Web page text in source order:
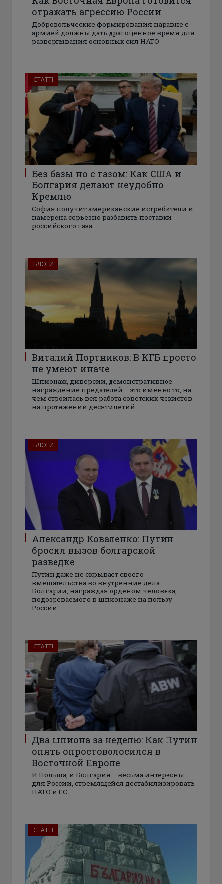
отражать агрессию России
Добровольческие формирования наравне с
армией должны дать драгоценное время для
развертывания основных сил НАТО
СТАТТІ
Без базы но с газом: Как США и
Болгария делают неудобно
Кремлю
София получит американские истребители и
намерена серьезно разбавить поставки
российского газа
БЛОГИ
Виталий Портников: В КГБ просто
не умеют иначе
Шпионаж, диверсии, демонстративное
награждение предателей – это именно то, на
чем строилась вся работа советских чекистов
на протяжении десятилетий
БЛОГИ
Александр Коваленко: Путин
бросил вызов болгарской
разведке
Путин даже не скрывает своего
вмешательства во внутренние дела
Болгарии, награждая орденом человека,
подозреваемого в шпионаже на пользу
России
СТАТТІ
Два шпиона за неделю: Как Путин
опять опростоволосился в
Восточной Европе
И Польша, и Болгария – весьма интересны
для России, стремящейся дестабилизировать
НАТО и ЕС
СТАТТІ